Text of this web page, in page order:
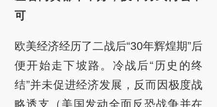
可
欧美经济经历了二战后“30年辉煌期”后
便开始走下坡路。冷战后“历史的终
结”并未促进经济发展，反而因极度战
略透支（美国发动全面反恐战争并在